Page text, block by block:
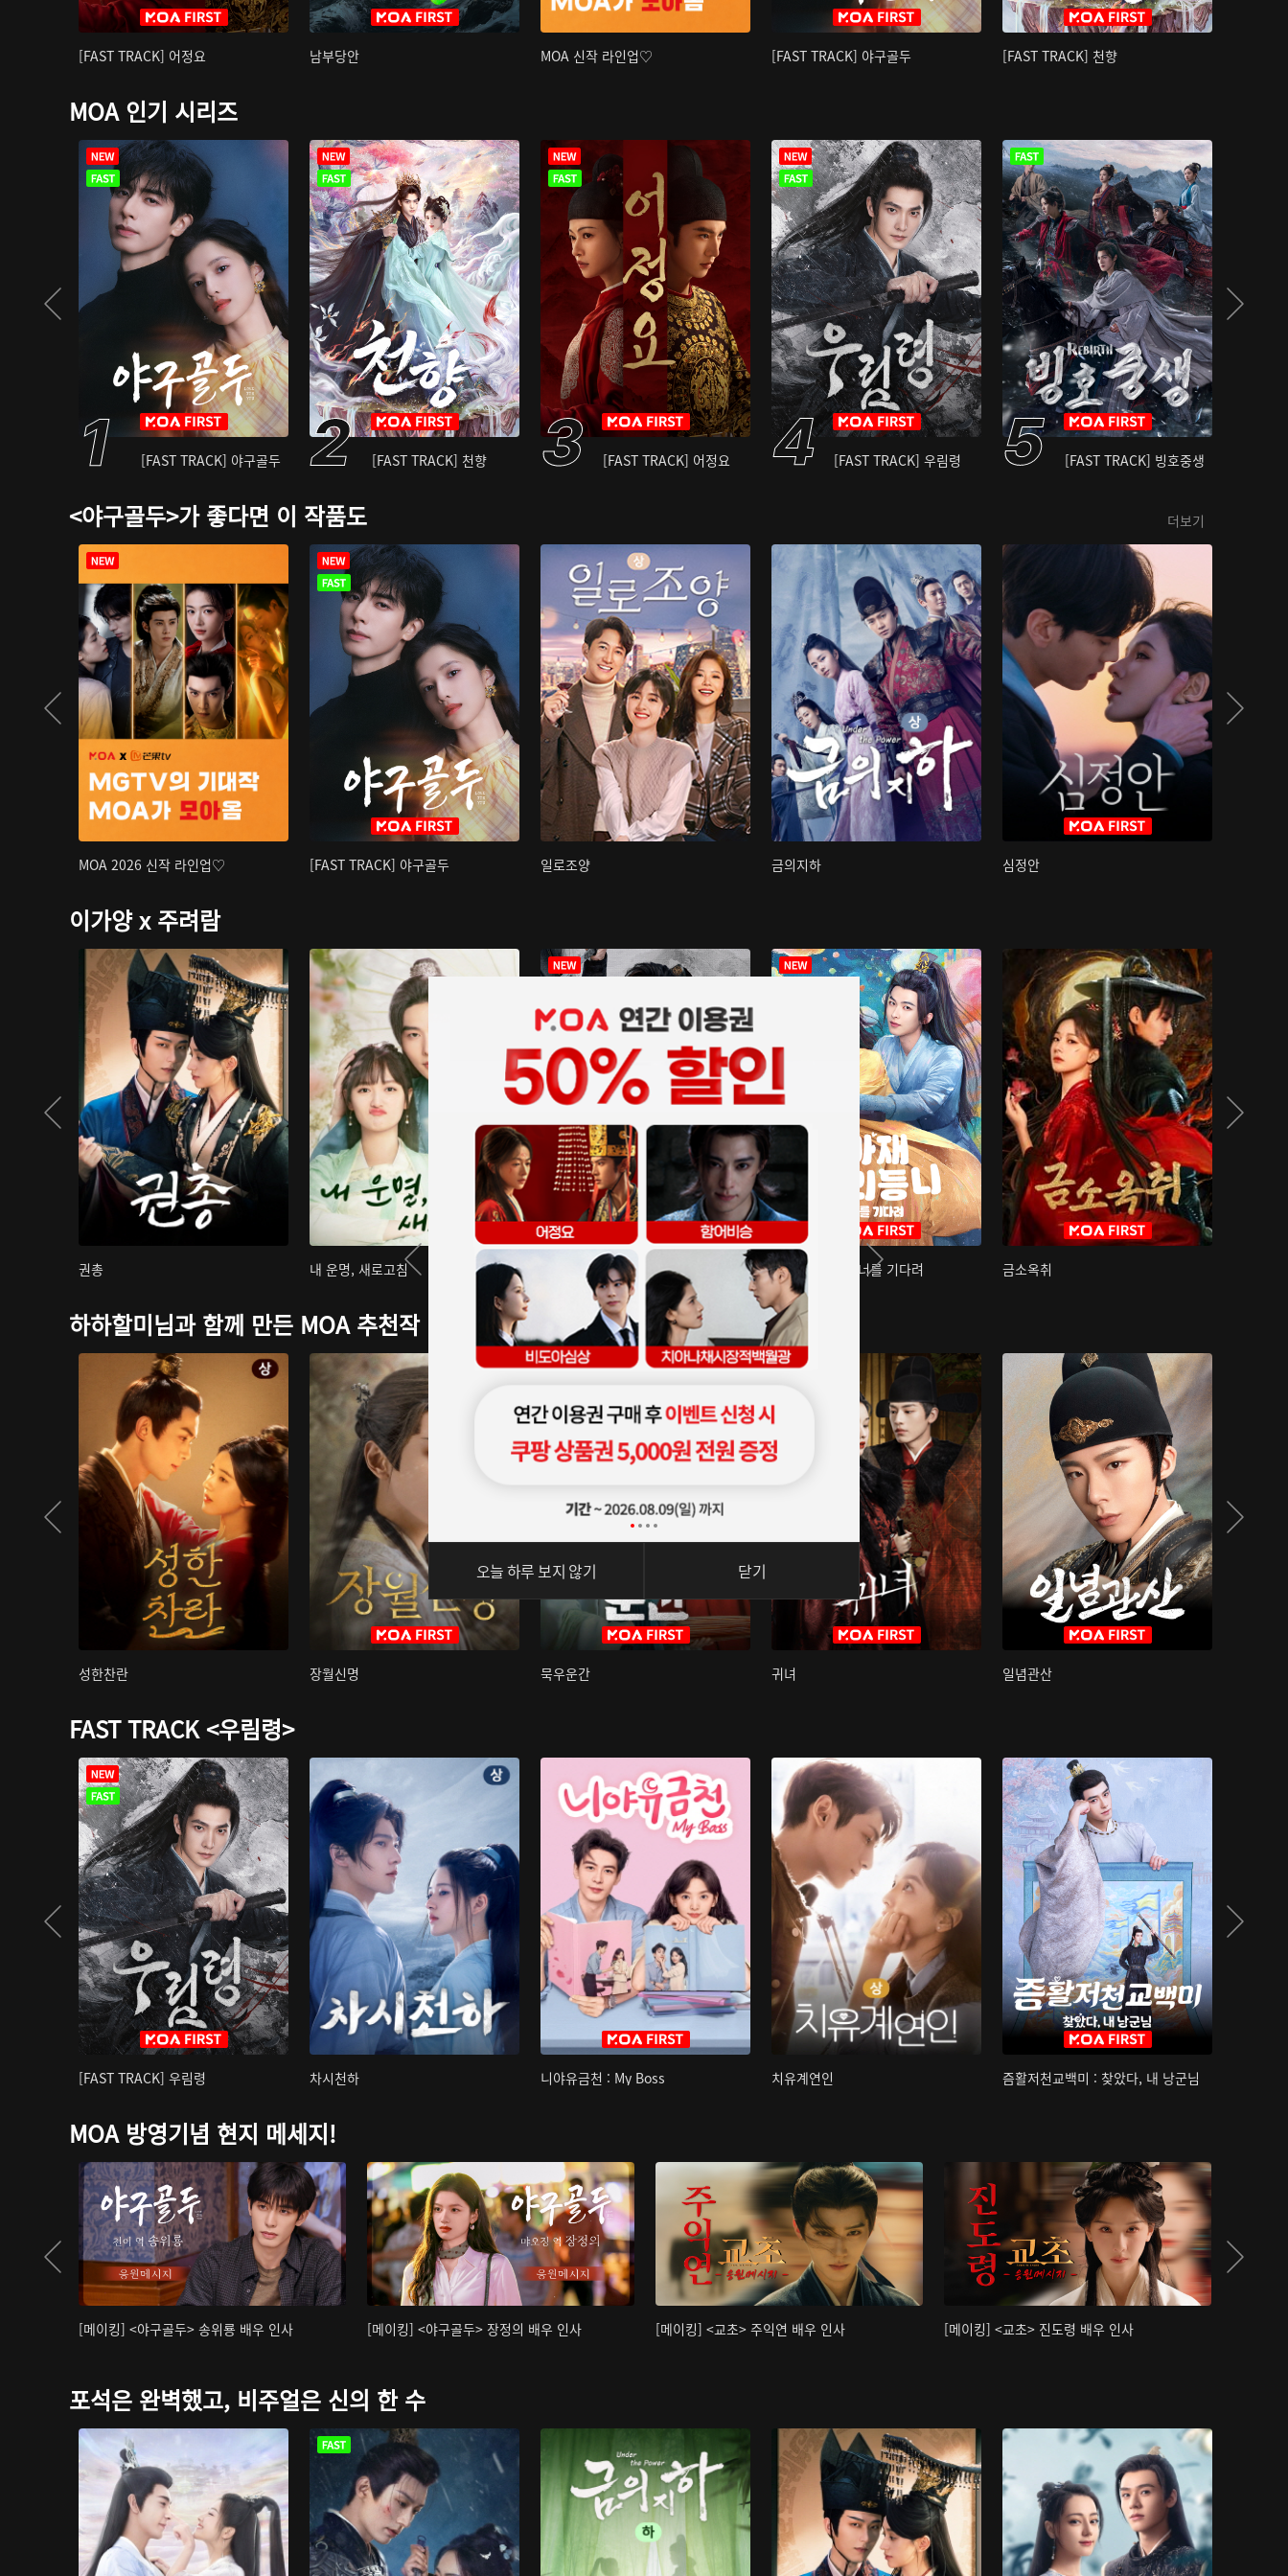
[FAST TRACK] 어정요 남부당안 MOA 신작 라인업♡ [FAST TRACK] 야구골두 [FAST TRACK] 천향
MOA 인기 시리즈
[FAST TRACK] 야구골두 [FAST TRACK] 천향 [FAST TRACK] 어정요 [FAST TRACK] 우림령 [FAST TRACK] 빙호중생
<야구골두>가 좋다면 이 작품도 더보기
MOA 2026 신작 라인업♡ [FAST TRACK] 야구골두 일로조양 금의지하 심정안
이가양 x 주려람
권총 내 운명, 새로고침 아재저리등니 : 너를 기다려 금소옥취
하하할미님과 함께 만든 MOA 추천작
성한찬란 장월신명 묵우운간 귀녀 일념관산
FAST TRACK <우림령>
[FAST TRACK] 우림령 차시천하 니야유금천 : My Boss 치유계연인 즘활저천교백미 : 찾았다, 내 낭군님
MOA 방영기념 현지 메세지!
[메이킹] <야구골두> 송위룡 배우 인사 [메이킹] <야구골두> 장정의 배우 인사 [메이킹] <교초> 주익연 배우 인사 [메이킹] <교초> 진도령 배우 인사
포석은 완벽했고, 비주얼은 신의 한 수
오늘 하루 보지 않기 닫기